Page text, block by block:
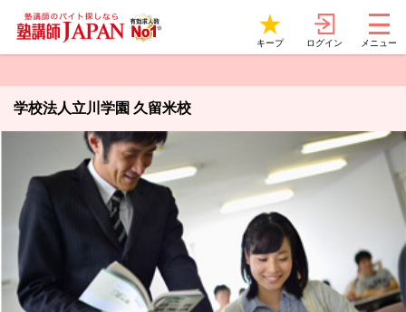
キープ ログイン メニュー
学校法人立川学園 久留米校